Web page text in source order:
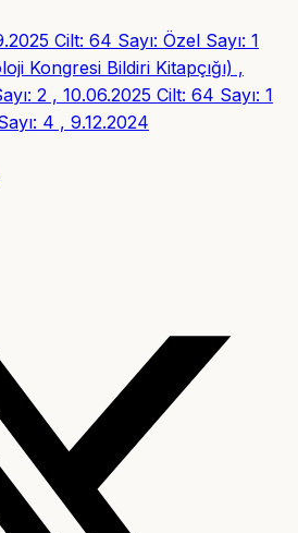
Cilt: 64 Sayı: Özel Sayı: 1
Kongresi Bildiri Kitapçığı) ,
2 , 10.06.2025 Cilt: 64 Sayı: 1
4 , 9.12.2024